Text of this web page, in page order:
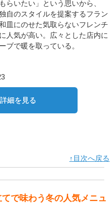
らいたい」という思いから、
自のスタイルを提案するフラン
皿にのせた気取らないフレンチ
人気が高い。広々とした店内に
ブで暖を取っている。
細を見る
↑目次へ戻る
で味わう冬の人気メニュ